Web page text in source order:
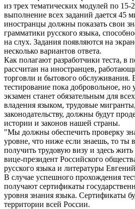
из трех тематических модулей по
выполнение всех заданий дается 45
иностранцы должны показать свои
грамматики русского языка,
на слух. Задания появляются на
несколько вариантов ответа.
Как полагают разработчики теста, в
рассчитан на иностранцев,
торговли и бытового обслуживания.
тестирование пока добровольное,
экзамен станет обязательным для
владения языком, трудовые
законодательству, должны будут
истории и законов нашей страны.
"Мы должны обеспечить проверку
уровне, что ниже если знаешь, то ты
получить трудовую визу и здесь
вице-президент Российского
русского языка и литературы
В случае успешного прохождения
получают сертификаты
уровня знания языка. Сертификаты
территории всей России.